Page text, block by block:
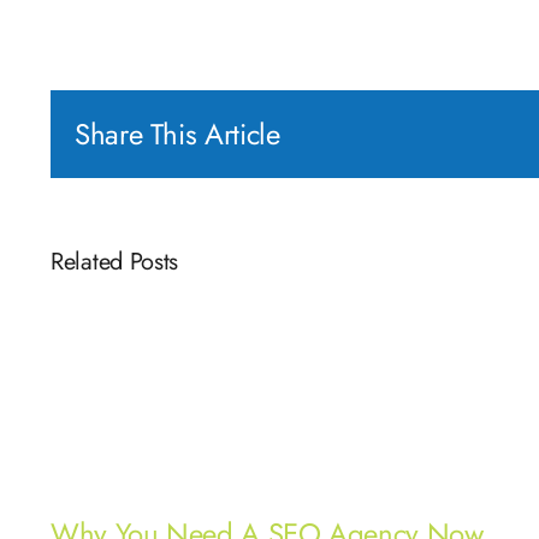
Share This Article
Related Posts